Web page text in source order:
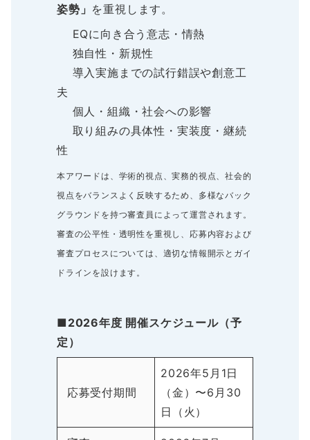
姿勢」 を重視します。
EQに向き合う意志・情熱
独自性・新規性
導入実施までの試行錯誤や創意工
夫
個人・組織・社会への影響
取り組みの具体性・実装度・継続
性
本アワードは、学術的視点、実務的視点、社会的
視点をバランスよく反映するため、多様なバック
グラウンドを持つ審査員によって運営されます。
審査の公平性・透明性を重視し、応募内容および
審査プロセスについては、適切な情報開示とガイ
ドラインを設けます。
■2026年度 開催スケジュール（予
定）
応募受付期間
2026年5月1日
（金）〜6月30
日（火）